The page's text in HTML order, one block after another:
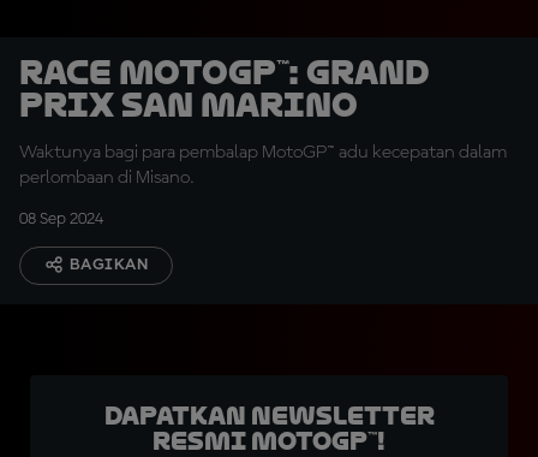
Race MotoGP™: Grand
Prix San Marino
Waktunya bagi para pembalap MotoGP™ adu kecepatan dalam
perlombaan di Misano.
08 Sep 2024
BAGIKAN
Dapatkan Newsletter
Resmi MotoGP™!